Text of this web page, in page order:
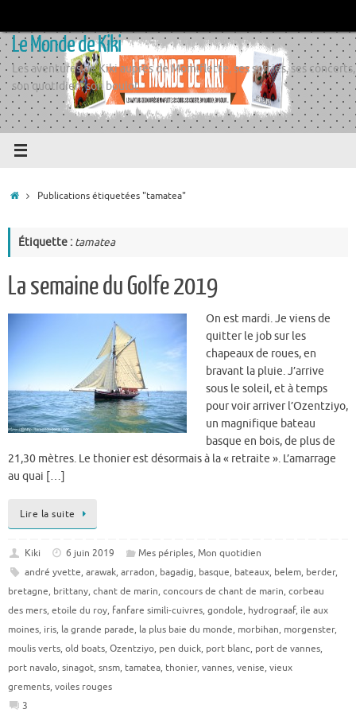
contenu
Le Monde de Kiki
Les aventures de Kiki auprès de Momiflette, ses sorties, ses concerts,
son quotidien, son boulot
AccueilPublications étiquetées "tamatea"
Étiquette : tamatea
La semaine du Golfe 2019
On est mardi. Je viens de
quitter le job sur les
chapeaux de roues, en
bravant la pluie. J’arrive
sous le soleil, et à temps
pour voir arriver l’Ozentziyo,
un magnifique bateau
basque en bois, de plus de
21,30 mètres. Le thonier est désormais à la « retraite ». L’amarrage
au quai […]
Lire la suite
Kiki 6 juin 2019 Mes périples, Mon quotidien
andré yvette, arawak, arradon, bagadig, basque, bateaux, belem, berder,
bretagne, brittany, chant de marin, concours de chant de marin, corbeau
des mers, etoile du roy, fanfare simili-cuivres, gondole, hydrograaf, ile aux
moines, iris, la grande parade, la plus baie du monde, morbihan, morgenster,
moulis verts, old boats, Ozentziyo, pen duick, port blanc, port de vannes,
port navalo, sinagot, snsm, tamatea, thonier, vannes, venise, vieux
grements, voiles rouges
3